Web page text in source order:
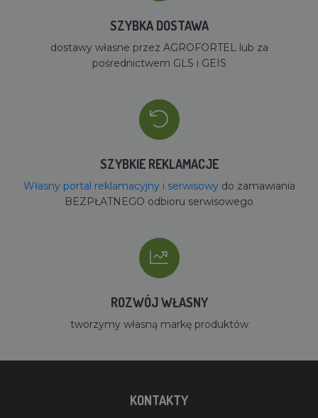
SZYBKA DOSTAWA
dostawy własne przez AGROFORTEL lub za
pośrednictwem GLS i GEIS
SZYBKIE REKLAMACJE
Własny portal reklamacyjny i serwisowydo zamawiania
BEZPŁATNEGO odbioru serwisowego
ROZWÓJ WŁASNY
tworzymy własną markę produktów
KONTAKTY